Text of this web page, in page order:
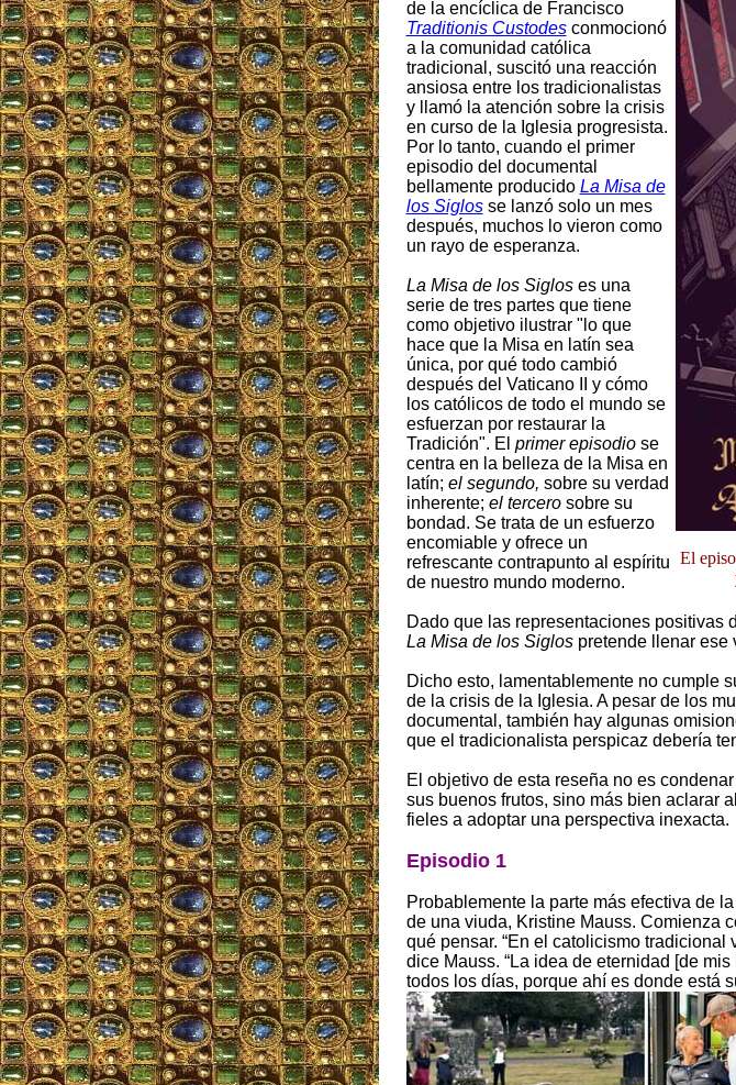
El
de la encíclica de Francisco
Traditionis Custodesconmocionó
a la comunidad católica
tradicional, suscitó una reacción
ansiosa entre los tradicionalistas
y llamó la atención sobre la crisis
en curso de la Iglesia progresista.
Por lo tanto, cuando el primer
episodio del documental
bellamente producido La Misa de
los Siglosse lanzó solo un mes
después, muchos lo vieron como
un rayo de esperanza.
La Misa de los Sigloses una
serie de tres partes que tiene
como objetivo ilustrar "lo que
hace que la Misa en latín sea
única, por qué todo cambió
después del Vaticano II y cómo
los católicos de todo el mundo se
esfuerzan por restaurar la
Tradición". El primer episodiose
centra en la belleza de la Misa en
latín; el segundo, sobre su verdad
inherente; el tercerosobre su
bondad. Se trata de un esfuerzo
encomiable y ofrece un
refrescante contrapunto al espíritu
de nuestro mundo moderno.
Dado que las representaciones positivas
La Misa de los Siglospretende llenar ese
Dicho esto, lamentablemente no cumple
de la crisis de la Iglesia. A pesar de los
documental, también hay algunas
que el tradicionalista perspicaz debería
El objetivo de esta reseña no es
sus buenos frutos, sino más bien aclarar
fieles a adoptar una perspectiva inexacta.
Episodio 1
Probablemente la parte más efectiva de
de una viuda, Kristine Mauss. Comienza
qué pensar. “En el catolicismo tradicional
dice Mauss. “La idea de eternidad [de
todos los días, porque ahí es donde está